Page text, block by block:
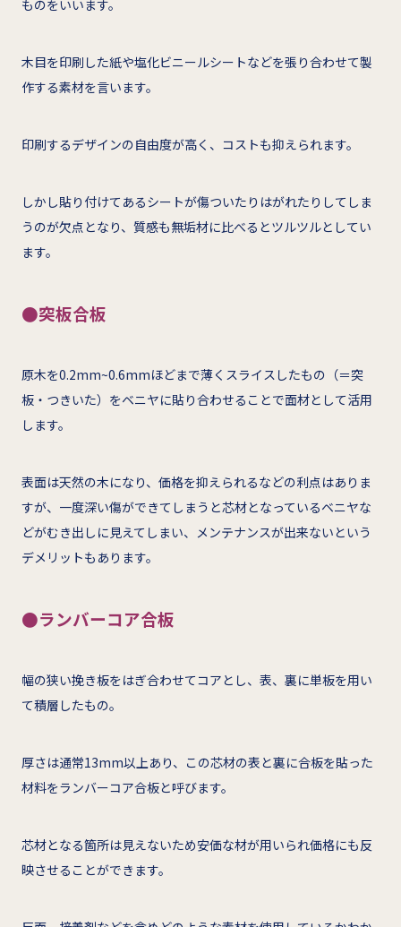
ものをいいます。
木目を印刷した紙や塩化ビニールシートなどを張り合わせて製
作する素材を言います。
印刷するデザインの自由度が高く、コストも抑えられます。
しかし貼り付けてあるシートが傷ついたりはがれたりしてしま
うのが欠点となり、質感も無垢材に比べるとツルツルとしてい
ます。
●突板合板
原木を0.2mm~0.6mmほどまで薄くスライスしたもの（＝突
板・つきいた）をベニヤに貼り合わせることで面材として活用
します。
表面は天然の木になり、価格を抑えられるなどの利点はありま
すが、一度深い傷ができてしまうと芯材となっているベニヤな
どがむき出しに見えてしまい、メンテナンスが出来ないという
デメリットもあります。
●ランバーコア合板
幅の狭い挽き板をはぎ合わせてコアとし、表、裏に単板を用い
て積層したもの。
厚さは通常13mm以上あり、この芯材の表と裏に合板を貼った
材料をランバーコア合板と呼びます。
芯材となる箇所は見えないため安価な材が用いられ価格にも反
映させることができます。